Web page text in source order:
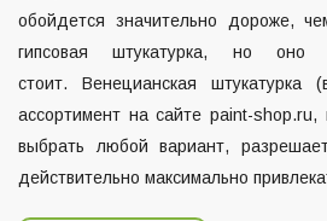
обойдется значительно дороже,
гипсовая штукатурка, но оно
стоит. Венецианская штукатурка
ассортимент на сайте paint-shop.ru,
выбрать любой вариант,
действительно максимально